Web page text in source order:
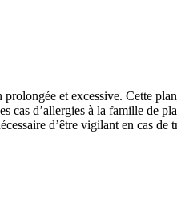
et excessive. Cette
cas d’allergies à la famille de
d’être vigilant en cas